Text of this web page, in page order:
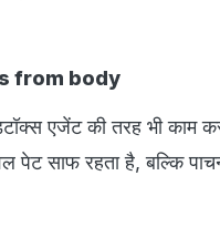
from body
एजेंट की तरह भी काम
साफ रहता है, बल्कि